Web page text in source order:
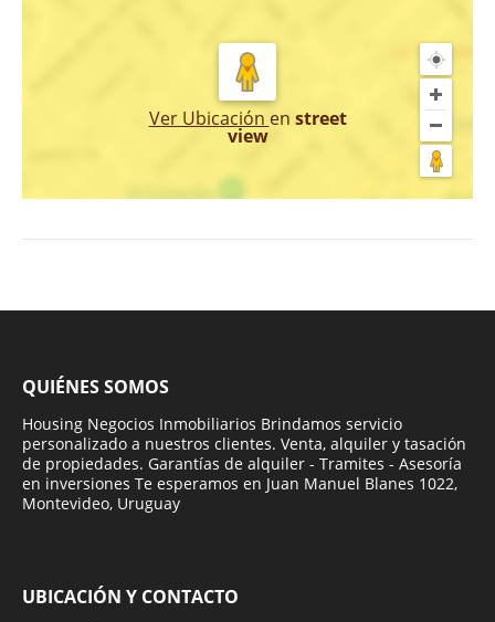
Ver Ubicación en street
view
QUIÉNES SOMOS
Housing Negocios Inmobiliarios Brindamos servicio
personalizado a nuestros clientes. Venta, alquiler y tasación
de propiedades. Garantías de alquiler - Tramites - Asesoría
en inversiones Te esperamos en Juan Manuel Blanes 1022,
Montevideo, Uruguay
UBICACIÓN Y CONTACTO